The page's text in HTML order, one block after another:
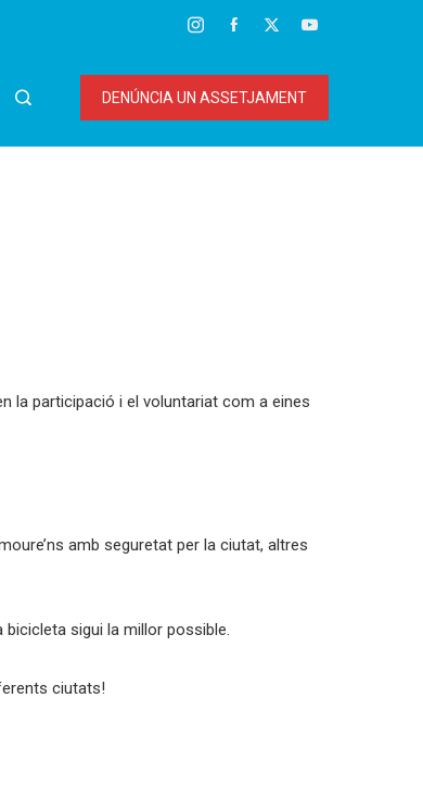
DENÚNCIA UN ASSETJAMENT
la participació i el voluntariat com a eines
amb seguretat per la ciutat, altres
sigui la millor possible.
ciutats!